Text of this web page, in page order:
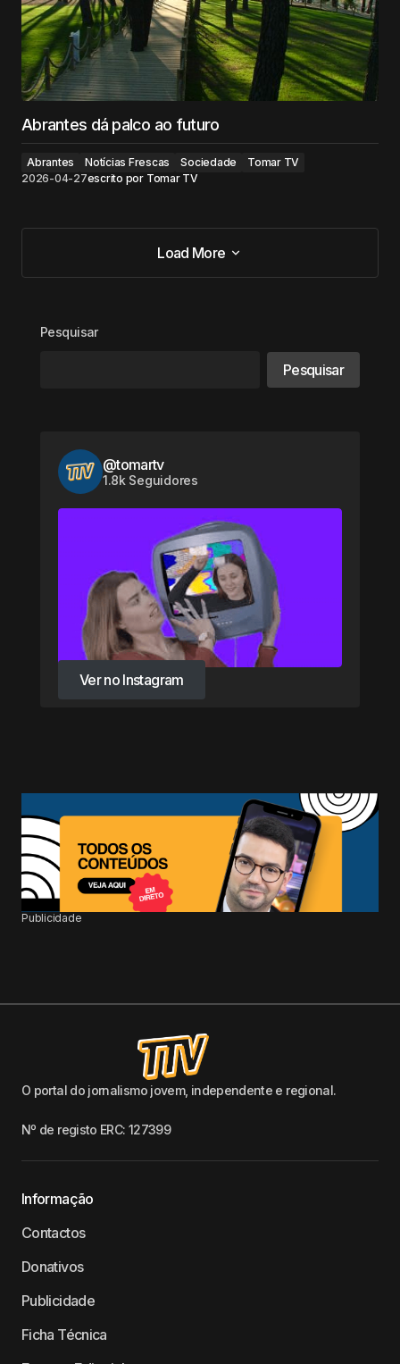
Abrantes dá palco ao futuro
Abrantes Notícias Frescas Sociedade
Tomar TV
2026-04-27escrito por Tomar TV
Load More
Load More
Pesquisar
Pesquisar
@tomartv
1.8k Seguidores
Ver no Instagram
Ver no Instagram
Publicidade
O portal do jornalismo jovem, independente e regional.
Nº de registo ERC: 127399
Informação
Contactos
Donativos
Publicidade
Ficha Técnica